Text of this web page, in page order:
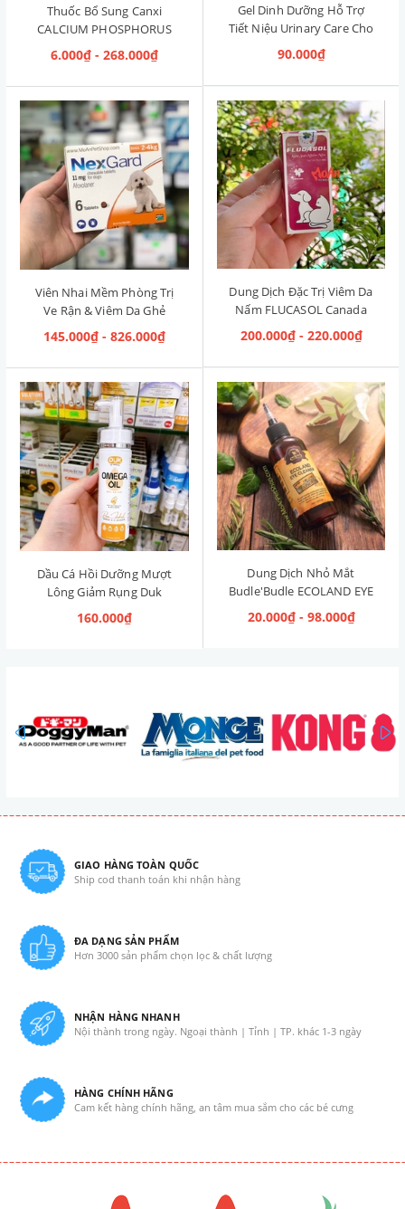
Thuốc Bổ Sung Canxi
CALCIUM PHOSPHORUS
Mỹ (Hộp 50 viên)
6.000₫ - 268.000₫
Gel Dinh Dưỡng Hỗ Trợ
Tiết Niệu Urinary Care Cho
Mèo KitCat Singapore 120g
90.000₫
Viên Nhai Mềm Phòng Trị
Ve Rận & Viêm Da Ghẻ
NexGard Pháp (2kg-4kg)
145.000₫ - 826.000₫
Dung Dịch Đặc Trị Viêm Da
Nấm FLUCASOL Canada
5ml
200.000₫ - 220.000₫
Dầu Cá Hồi Dưỡng Mượt
Lông Giảm Rụng Duk
Omega Oil 150ml
160.000₫
Dung Dịch Nhỏ Mắt
Budle'Budle ECOLAND EYE
CLEANER Hàn Quốc 120ml
20.000₫ - 98.000₫
prev
GIAO HÀNG TOÀN QUỐC
Ship cod thanh toán khi nhận hàng
ĐA DẠNG SẢN PHẨM
Hơn 3000 sản phẩm chọn lọc & chất lượng
NHẬN HÀNG NHANH
Nội thành trong ngày. Ngoại thành | Tỉnh | TP. khác 1-3 ngày
HÀNG CHÍNH HÃNG
Cam kết hàng chính hãng, an tâm mua sắm cho các bé cưng